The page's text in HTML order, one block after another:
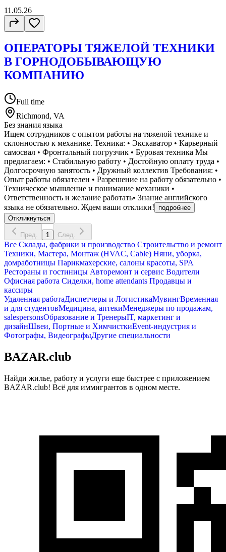
11.05.26
ОПЕРАТОРЫ ТЯЖЕЛОЙ ТЕХНИКИ
В ГОРНОДОБЫВАЮЩУЮ
КОМПАНИЮ
Full time
Richmond, VA
Без знания языка
Ищем сотрудников с опытом работы на тяжелой технике и
склонностью к механике. Техника: • Экскаватор • Карьерный
самосвал • Фронтальный погрузчик • Буровая техника Мы
предлагаем: • Стабильную работу • Достойную оплату труда •
Долгосрочную занятость • Дружный коллектив Требования: •
Опыт работы обязателен • Разрешение на работу обязательно •
Техническое мышление и понимание механики •
Ответственность и желание работать• Знание английского
языка не обязательно. Ждем ваши отклики!
подробнее
Откликнуться
Пред. 1 След.
Все Склады, фабрики и производство Строительство и ремонт
Техники, Мастера, Монтаж (HVAC, Cable) Няни, уборка,
домработницы Парикмахерские, салоны красоты, SPA
Рестораны и гостиницы Авторемонт и cервис Водители
Офисная работа Сиделки, home attendants Продавцы и
кассиры
Удаленная работаДиспетчеры и ЛогистикаМувингВременная
и для студентовМедицина, аптекиМенеджеры по продажам,
salespersonsОбразование и ТренерыIT, маркетинг и
дизайнШвеи, Портные и ХимчисткиEvent-индустрия и
Фотографы, ВидеографыДругие специальности
BAZAR.club
Найди жилье, работу и услуги еще быстрее с приложением
BAZAR.club! Всё для иммигрантов в одном месте.